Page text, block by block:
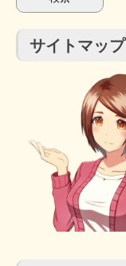
サイトマップ